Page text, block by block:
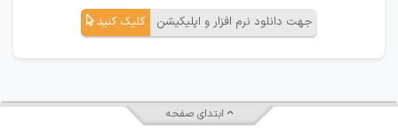
جهت دانلود نرم افزار و اپلیکیشن کلیک کنید
ابتدای صفحه